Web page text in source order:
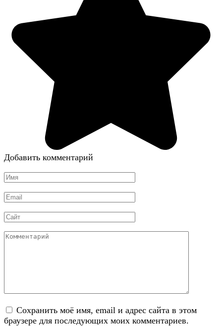
Добавить комментарий
Имя
Email
Сайт
Комментарий
Сохранить моё имя, email и адрес сайта в этом
браузере для последующих моих комментариев.